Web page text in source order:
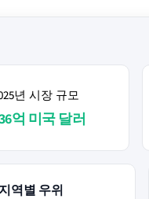
년 시장 규모
억 미국 달러
지역별 우위